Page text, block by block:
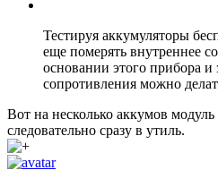
Тестируя аккумуляторы
еще померять внутреннее
основании этого прибора и
сопротивления можно
Вот на несколько аккумов
следовательно сразу в утиль.